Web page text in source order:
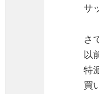
サ
さ
以
特
買